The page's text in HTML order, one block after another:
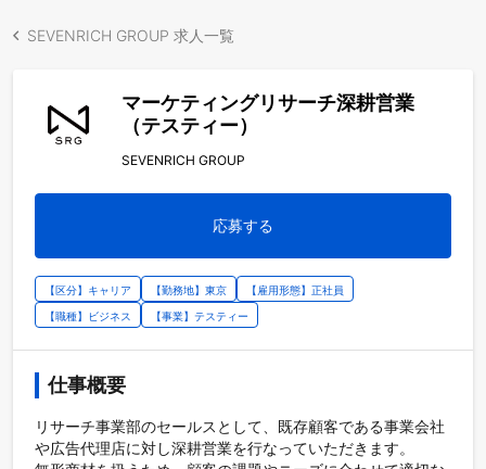
SEVENRICH GROUP 求人一覧
マーケティングリサーチ深耕営業
（テスティー）
SEVENRICH GROUP
応募する
【区分】キャリア 【勤務地】東京
【雇用形態】正社員
【職種】ビジネス
【事業】テスティー
仕事概要
リサーチ事業部のセールスとして、既存顧客である事業会社
や広告代理店に対し深耕営業を行なっていただきます。